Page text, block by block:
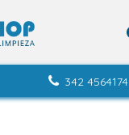
342 4564174